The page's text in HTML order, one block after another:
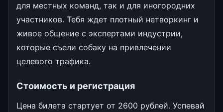
для местных команд, так и для иногородних
участников. Тебя ждет плотный нетворкинг и
живое общение с экспертами индустрии,
которые съели собаку на привлечении
целевого трафика.
Стоимость и регистрация
Цена билета стартует от 2600 рублей. Успевай